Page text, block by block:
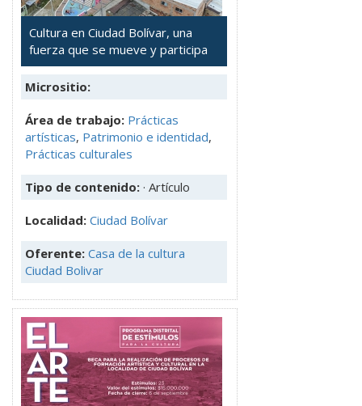
Cultura en Ciudad Bolívar, una
fuerza que se mueve y participa
Micrositio:
Área de trabajo: Prácticas
artísticas, Patrimonio e identidad,
Prácticas culturales
Tipo de contenido: · Artículo
Localidad: Ciudad Bolívar
Oferente: Casa de la cultura
Ciudad Bolivar